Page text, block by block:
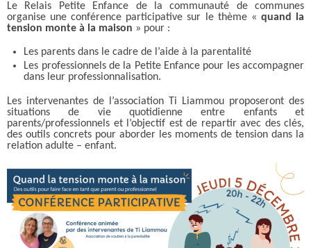
Le Relais Petite Enfance de la communauté de communes
organise une conférence participative sur le thème « quand la
tension monte à la maison » pour :
Les parents dans le cadre de l’aide à la parentalité
Les professionnels de la Petite Enfance pour les accompagner
dans leur professionnalisation.
Les intervenantes de l’association Ti Liammou proposeront des
situations de vie quotidienne entre enfants et
parents/professionnels et l’objectif est de repartir avec des clés,
des outils concrets pour aborder les moments de tension dans la
relation adulte – enfant.